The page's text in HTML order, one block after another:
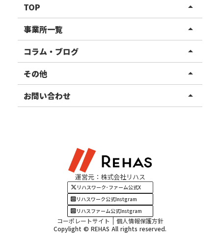
TOP arrow_drop_up
リハスワーク
リハスファーム
事業所一覧 arrow_drop_up
関東エリア
東北エリア
甲信越エリア
四国・九州エリア
コラム・ブログ arrow_drop_up
事業所ブログ
ご利用者様の声
その他 arrow_drop_up
お知らせ
お問い合わせ arrow_drop_up
運営元：株式会社リハス
リハスワーク･ファーム公式X
リハスワーク公式Instgram
リハスファーム公式Instgram
コーポレートサイト
個人情報保護方針
Copylight © REHAS All rights reserved.